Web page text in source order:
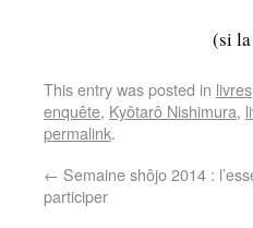
(si
This entry was posted in livres
enquête, Kyôtarô Nishimura,
permalink.
← Semaine shôjo 2014 :
participer